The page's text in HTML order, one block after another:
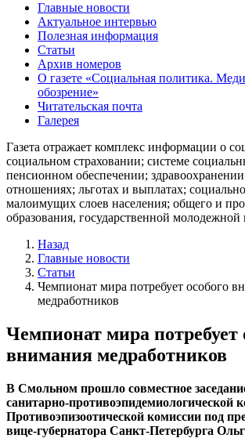
Главные новости
Актуальное интервью
Полезная информация
Статьи
Архив номеров
О газете «Социальная политика.
обозрение»
Читательская почта
Галерея
Газета отражает комплекс информации о
социальном страховании; системе
пенсионном обеспечении;
отношениях; льготах и выплатах;
малоимущих слоев населения; общего и
образования, государственной
Назад
Главные новости
Статьи
Чемпионат мира потребует особого
медработников
Чемпионат мира потребует
внимания медработников
В Смольном прошло совместное
санитарно-противоэпидемиологической
Противоэпизоотической комиссии под
вице-губернатора Санкт-Петербурга